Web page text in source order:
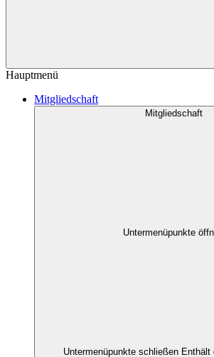
Hauptmenü
Mitgliedschaft
Mitgliedschaft
Untermenüpunkte
Untermenüpunkte schließen Enthält